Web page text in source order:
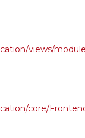
views/
core/